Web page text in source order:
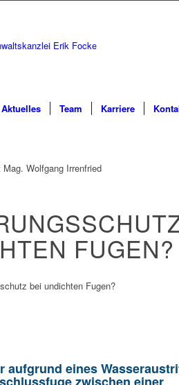
Aktuelles Team Karriere
Mag. Wolfgang Irrenfried
FUGEN?
aufgrund eines